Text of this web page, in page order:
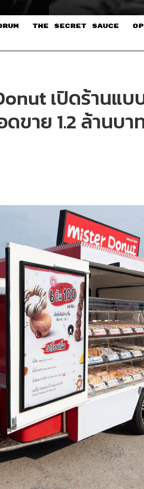
THE SECRET SAUCE​
เปิดร้านแบ
ขาย 1.2 ล้านบ